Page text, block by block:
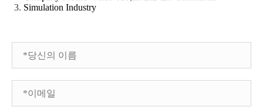
Simulation Industry